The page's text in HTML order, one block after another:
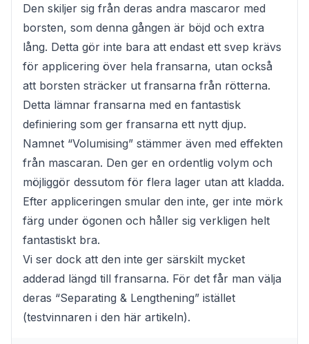
Den skiljer sig från deras andra mascaror med
borsten, som denna gången är böjd och extra
lång. Detta gör inte bara att endast ett svep krävs
för applicering över hela fransarna, utan också
att borsten sträcker ut fransarna från rötterna.
Detta lämnar fransarna med en fantastisk
definiering som ger fransarna ett nytt djup.
Namnet “Volumising” stämmer även med effekten
från mascaran. Den ger en ordentlig volym och
möjliggör dessutom för flera lager utan att kladda.
Efter appliceringen smular den inte, ger inte mörk
färg under ögonen och håller sig verkligen helt
fantastiskt bra.
Vi ser dock att den inte ger särskilt mycket
adderad längd till fransarna. För det får man välja
deras “Separating & Lengthening” istället
(testvinnaren i den här artikeln).